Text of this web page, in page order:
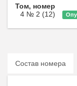
Том, номер
4 № 2 (12)
Состав номера